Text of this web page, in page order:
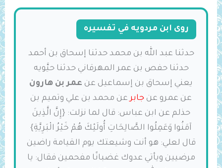
روى ابن مردويه في تفسيره
حدثنا عبد الله بن محمد حدثنا إسحاق بن أحمد
حدثنا حفص بن عمر المهرقاني حدثنا حيَّويه
يعني إسحاق بن إسماعيل عن عمر بن هارون
عن عمرو عن جابرعن محمد بن علي وتميم بن
حذلم عن ابن عباس: قال لما نزلت: {إِنَّ الَّذِينَ
آمَنُوا وَعَمِلُوا الصَّالِحَاتِ أُولَئِكَ هُمْ ‌خَيْرُ ‌الْبَرِيَّةِ}
قال لعلي: هو أنت ‌وشيعتك يوم القيامة راضين
مرضيين ويأتي عدوك غضبانًا مفحمين فقال: يا